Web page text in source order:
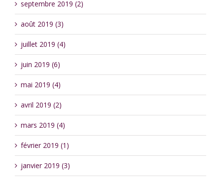
septembre 2019 (2)
août 2019 (3)
juillet 2019 (4)
juin 2019 (6)
mai 2019 (4)
avril 2019 (2)
mars 2019 (4)
février 2019 (1)
janvier 2019 (3)